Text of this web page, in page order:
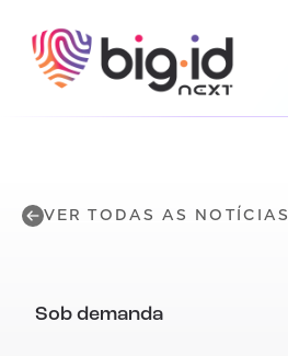
VER TODAS AS NOTÍCIAS
Sob demanda